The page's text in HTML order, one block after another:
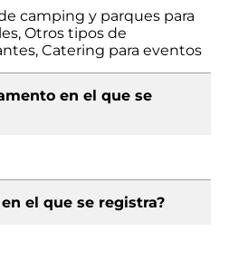
camping y parques para
Otros tipos de
Catering para eventos
en el que se
el que se registra?